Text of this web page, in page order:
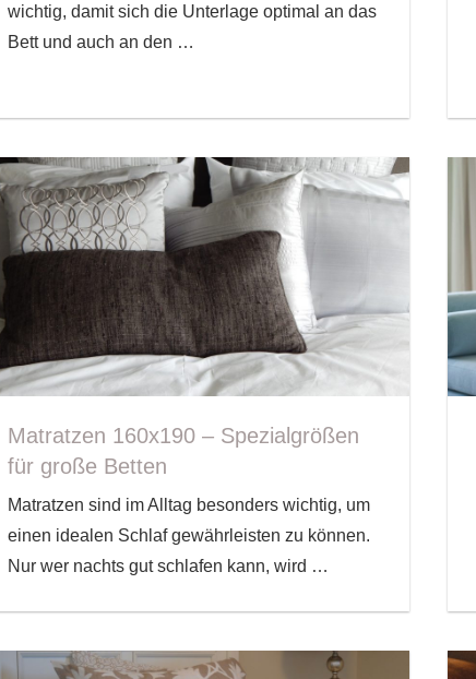
wichtig, damit sich die Unterlage optimal an das
Bett und auch an den …
Matratzen 160x190 – Spezialgrößen
für große Betten
Matratzen sind im Alltag besonders wichtig, um
einen idealen Schlaf gewährleisten zu können.
Nur wer nachts gut schlafen kann, wird …